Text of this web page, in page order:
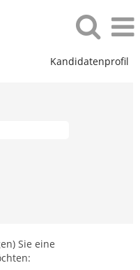
Kandidatenprofil
Sie eine